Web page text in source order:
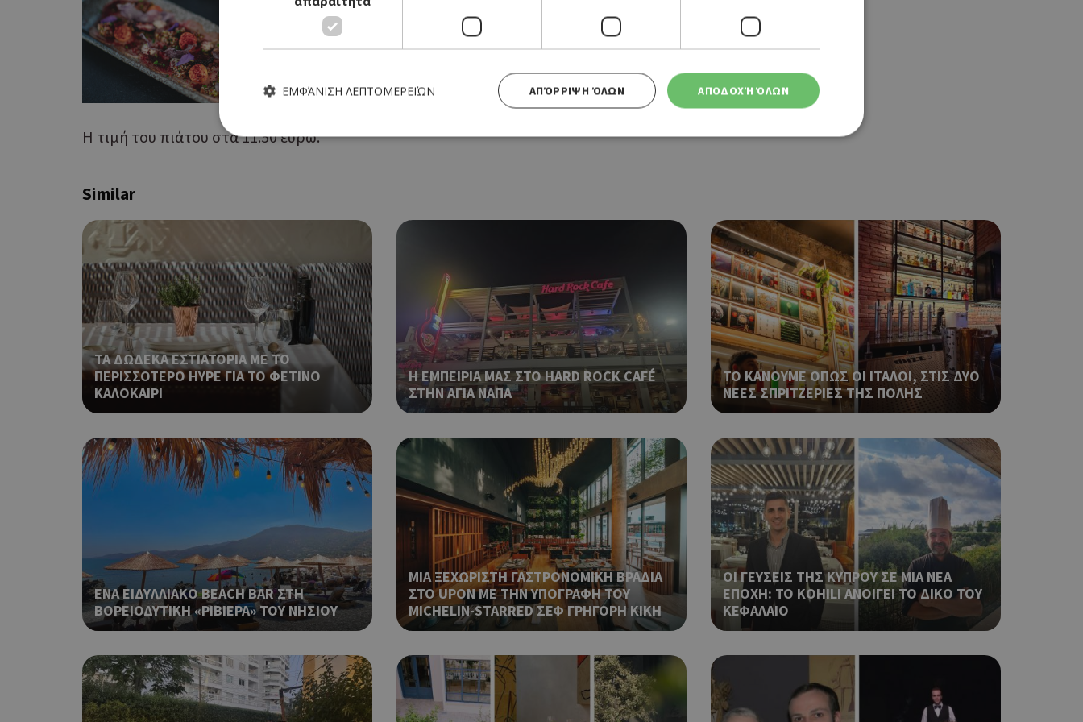
Η τιμή του πιάτου στα 11.50 ευρώ.
Similar
ΤΑ ΔΩΔΕΚΑ ΕΣΤΙΑΤΟΡΙΑ ΜΕ ΤΟ
ΠΕΡΙΣΣΟΤΕΡΟ HYPE ΓΙΑ ΤΟ ΦΕΤΙΝΟ
ΚΑΛΟΚΑΙΡΙ
Η ΕΜΠΕΙΡΙΑ ΜΑΣ ΣΤΟ HARD ROCK CAFÉ
ΣΤΗΝ ΑΓΙΑ ΝΑΠΑ
ΤΟ ΚΑΝΟΥΜΕ ΟΠΩΣ ΟΙ ΙΤΑΛΟΙ, ΣΤΙΣ ΔΥΟ
ΝΕΕΣ ΣΠΡΙΤΖΕΡΙΕΣ ΤΗΣ ΠΟΛΗΣ
ΕΝΑ ΕΙΔΥΛΛΙΑΚΟ BEACH BAR ΣΤΗ
ΒΟΡΕΙΟΔΥΤΙΚΗ «ΡΙΒΙΕΡΑ» ΤΟΥ ΝΗΣΙΟΥ
ΜΙΑ ΞΕΧΩΡΙΣΤΗ ΓΑΣΤΡΟΝΟΜΙΚΗ ΒΡΑΔΙΑ
ΣΤΟ UPON ΜΕ ΤΗΝ ΥΠΟΓΡΑΦΗ ΤΟΥ
MICHELIN-STARRED ΣΕΦ ΓΡΗΓΟΡΗ ΚΙΚΗ
ΟΙ ΓΕΥΣΕΙΣ ΤΗΣ ΚΥΠΡΟΥ ΣΕ ΜΙΑ ΝΕΑ
ΕΠΟΧΗ: ΤΟ KOHILI ΑΝΟΙΓΕΙ ΤΟ ΔΙΚΟ ΤΟΥ
ΚΕΦΑΛΑΙΟ
ΑΠΟΔΟΧΉ ΌΛΩΝ
ΑΠΌΡΡΙΨΗ ΌΛΩΝ
ΕΜΦΆΝΙΣΗ ΛΕΠΤΟΜΕΡΕΙΏΝ
Προμηθευτής
G_ENABLED_IDPS
.cyprusen.wiz-
Χρησιμοποιήθηκε για σύνδεση στο Google
PHPSESSID
PHP.net
cyprus.wiz-
guide.com
συνεδρία
Cookie που δημιουργείται από εφαρμογές που
βασίζονται στη γλώσσα PHP. Πρόκειται για ένα
αναγνωριστικό γενικού σκοπού που
χρησιμοποιείται για τη διατήρηση μεταβλητών
περιόδου λειτουργίας χρήστη. Συνήθως είναι
ένας τυχαίος αριθμός που δημιουργείται, ο
τρόπος με τον οποίο μπορεί να είναι
παράδειγμα είναι η διατήρηση της κατάστασης
σύνδεσης για έναν χρήστη μεταξύ σελίδων.
G_ENABLED_IDPS
Google LLC
.cyprus.wiz-
guide.com
συνεδρία Χρησιμοποιήθηκε για σύνδεση στο Google
takeOverCookie
cyprus.wiz-
guide.com
1 μέρα
Χρησιμοποιείται για σκοπούς Capping δηλαδή να
εμφανίζει μόνο μια φορά την ημέρα στον χρήστη
διάφορες διαφημιστικές ενέργειες όπως είναι το
take over banner και τα push up και push down
banners.
ShowNewVisitorPopup
cyprus.wiz-
guide.com
10 χρόνια
Χρησιμοποιείται για σκοπούς Capping δηλαδή να
εμφανίζει μόνο μια φορά την ημέρα στον χρήστη
take over banner και τα push up και push down
LangCookie
cyprusen.wiz-
guide.com
1 εβδομάδα 3
μέρες
Χρησιμοποιείται για να προσδιορίσει την
Google Privacy Policy